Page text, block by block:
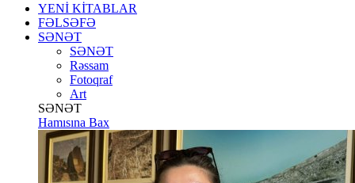
YENİ KİTABLAR
FƏLSƏFƏ
SƏNƏT
SƏNƏT
Rəssam
Fotoqraf
Art
SƏNƏT
Hamısına Bax